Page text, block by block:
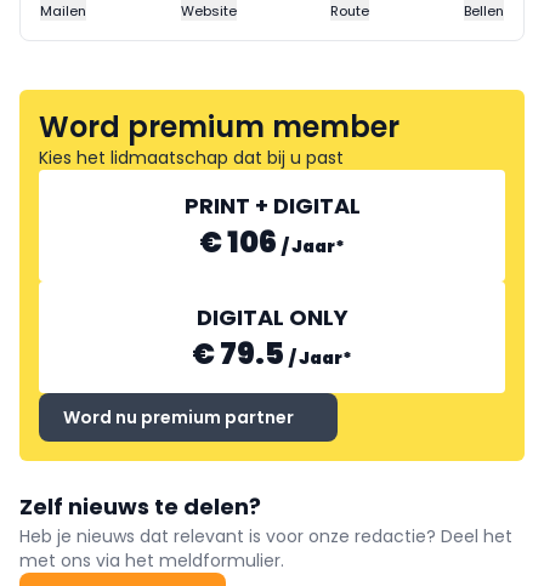
Mailen Website Route Bellen
Word premium member
Kies het lidmaatschap dat bij u past
PRINT + DIGITAL
€ 106 /Jaar*
DIGITAL ONLY
€ 79.5 /Jaar*
Word nu premium partner
Zelf nieuws te delen?
Heb je nieuws dat relevant is voor onze redactie? Deel het
met ons via het meldformulier.